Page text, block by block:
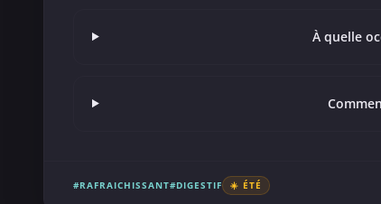
À quelle
#RAFRAICHISSANT#DIGESTIF ☀️ ÉTÉ